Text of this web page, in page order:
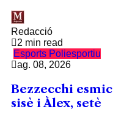
Redacció
2 min read
Esports Poliesportiu
ag. 08, 2026
Bezzecchi
sisè i Àlex, setè